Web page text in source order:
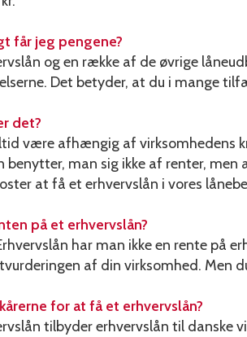
får jeg pengene?
og en række af de øvrige
Det betyder, at du i mange
det?
være afhængig af virksomhedens
benytter, man sig ikke af renter,
at få et erhvervslån i vores
på et erhvervslån?
har man ikke en rente
af din virksomhed. Men
for at få et erhvervslån?
tilbyder erhvervslån til danske